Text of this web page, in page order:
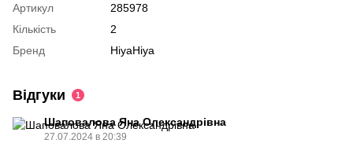
Артикул
285978
Кількість
2
Бренд
HiyaHiya
Відгуки 1
Шаповалова Яна Олександрівна
27.07.2024 в 20:39